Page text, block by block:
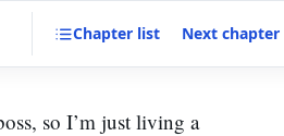
Chapter list Next chapter
so I’m just living a